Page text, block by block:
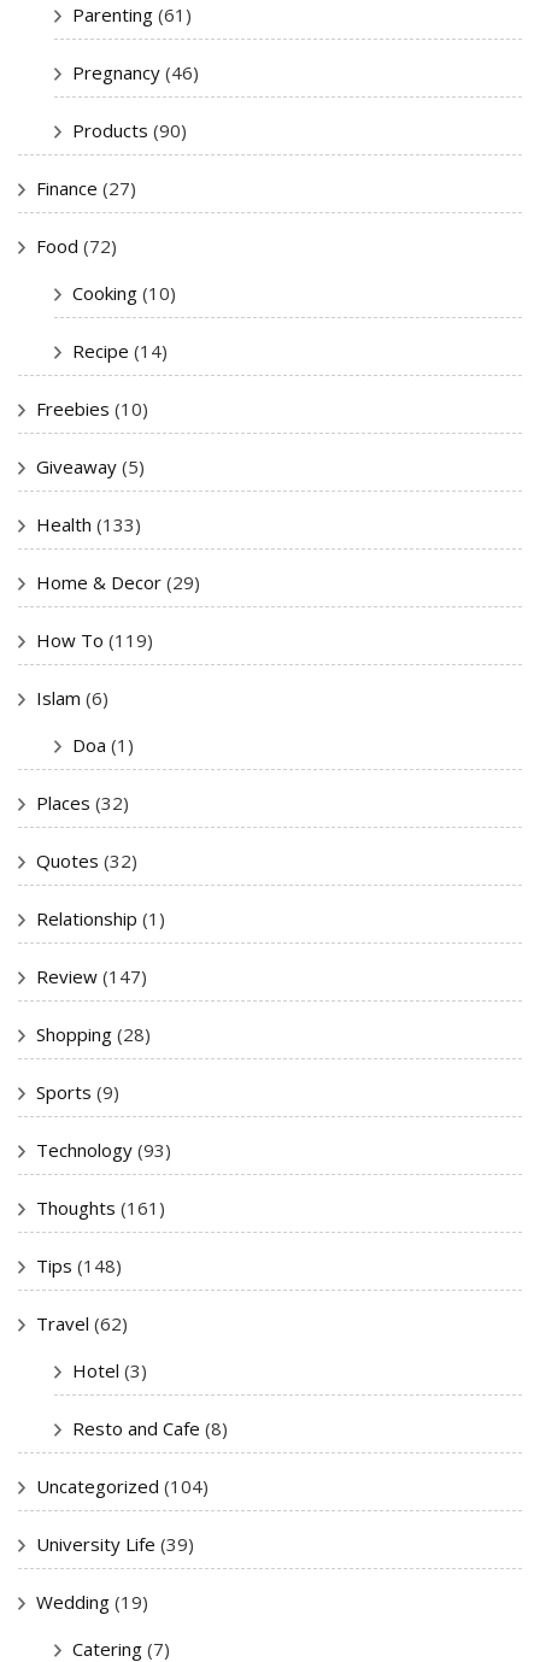
Parenting (61)
Pregnancy (46)
Products (90)
Finance (27)
Food (72)
Cooking (10)
Recipe (14)
Freebies (10)
Giveaway (5)
Health (133)
Home & Decor (29)
How To (119)
Islam (6)
Doa (1)
Places (32)
Quotes (32)
Relationship (1)
Review (147)
Shopping (28)
Sports (9)
Technology (93)
Thoughts (161)
Tips (148)
Travel (62)
Hotel (3)
Resto and Cafe (8)
Uncategorized (104)
University Life (39)
Wedding (19)
Catering (7)